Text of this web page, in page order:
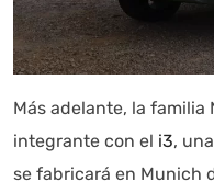
Más adelante, la familia
integrante con el i3,
se fabricará en Munich